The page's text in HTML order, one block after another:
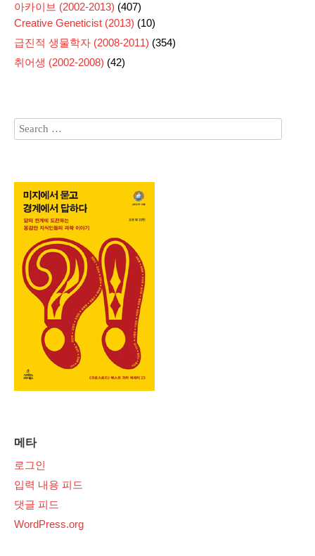
아카이브 (2002-2013) (407)
Creative Geneticist (2013) (10)
급진적 생물학자 (2008-2011) (354)
취어생 (2002-2008) (42)
메타
로그인
입력 내용 피드
댓글 피드
WordPress.org